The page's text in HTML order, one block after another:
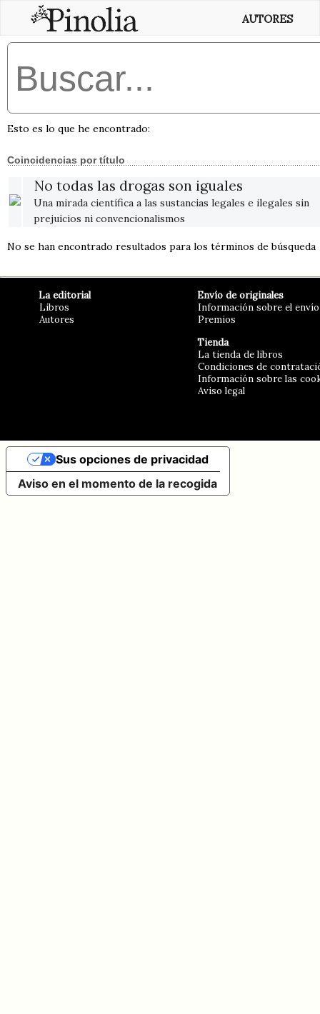
AUTORES
Esto es lo que he encontrado:
Coincidencias por título
No todas las drogas son iguales
Una mirada científica a las sustancias legales e ilegales sin
prejuicios ni convencionalismos
No se han encontrado resultados para los términos de búsqueda
La editorial
Libros
Autores
Envío de originales
Información sobre el envío
Premios
Tienda
La tienda de libros
Condiciones de
Información sobre las
Aviso legal
Aviso en el momento de la recogida
Sus opciones de privacidad